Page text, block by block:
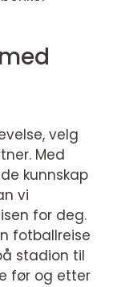
velg
Med
kunnskap
vi
for deg.
fotballreise
stadion til
før og etter